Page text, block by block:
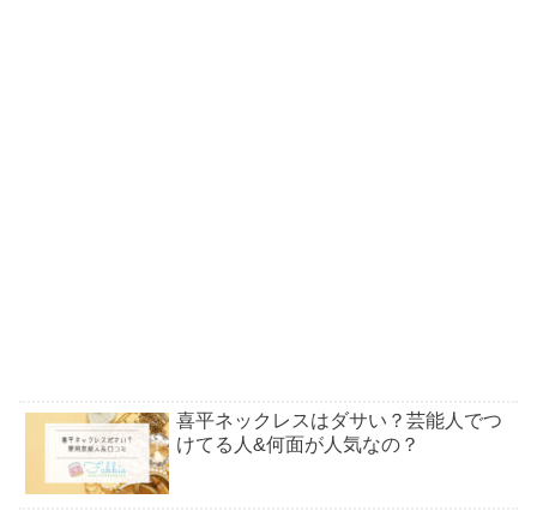
喜平ネックレスはダサい？芸能人でつ
けてる人&何面が人気なの？